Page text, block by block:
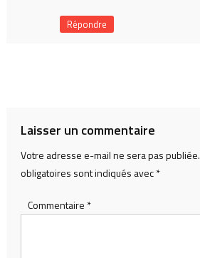
Répondre
Laisser un commentaire
Votre adresse e-mail ne sera pas publiée.
obligatoires sont indiqués avec*
Commentaire *